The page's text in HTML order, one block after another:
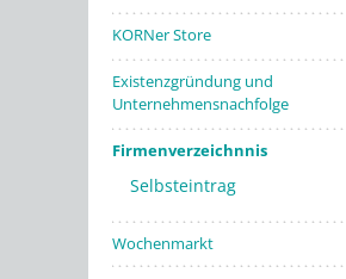
KORNer Store
Existenzgründung und
Unternehmensnachfolge
Firmenverzeichnnis
Selbsteintrag
Wochenmarkt